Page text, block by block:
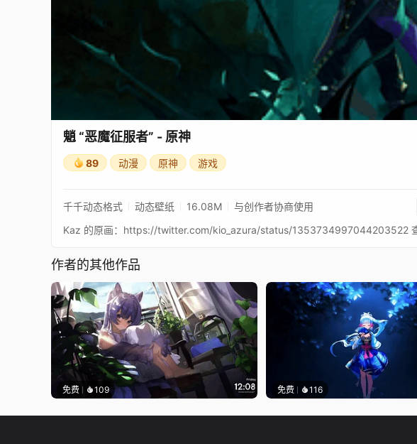
魈 “恶魔征服者” - 原神
89 动漫 原神 游戏
千千动态格式 动态壁纸 16.08M 与创作者协商使用
作者的其他作品
免费 109 免费 116